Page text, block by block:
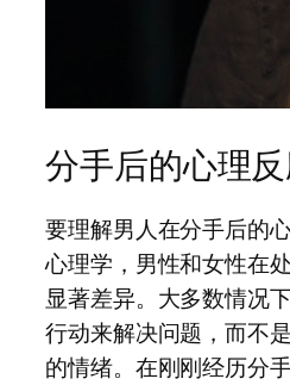
分手后的心理
要理解男人在分手后的
心理学，男性和女性在
显著差异。大多数情况
行动来解决问题，而不
的情绪。在刚刚经历分